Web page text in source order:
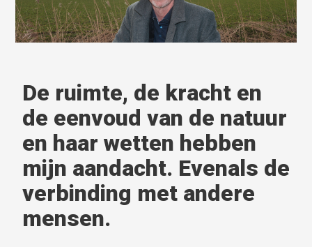
De ruimte, de kracht en
de eenvoud van de natuur
en haar wetten hebben
mijn aandacht. Evenals de
verbinding met andere
mensen.